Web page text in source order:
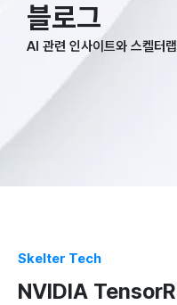
블로그
AI 관련 인사이트와 스켈터
Skelter Tech
NVIDIA